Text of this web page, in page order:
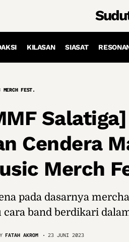
KILASAN SIASAT
MERCH FEST.
Cendera
Merch
pada dasarnya
cara band berdikari
FATAH AKROM 23 JUNI 2023